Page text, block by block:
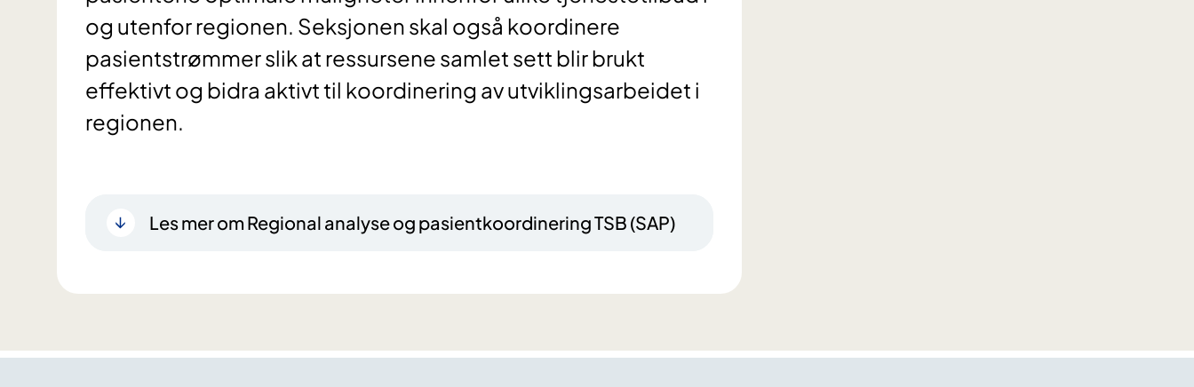
og utenfor regionen. Seksjonen skal også koordinere
pasientstrømmer slik at ressursene samlet sett blir brukt
effektivt og bidra aktivt til koordinering av utviklingsarbeidet i
regionen.
Les mer om Regional analyse og pasientkoordinering TSB (SAP)